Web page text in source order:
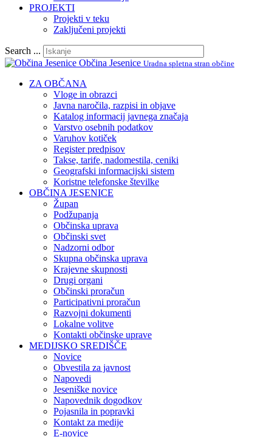
PROJEKTI
Projekti v teku
Zaključeni projekti
Search ...
Občina Jesenice Uradna spletna stran občine
ZA OBČANA
Vloge in obrazci
Javna naročila, razpisi in objave
Katalog informacij javnega značaja
Varstvo osebnih podatkov
Varuhov kotiček
Register predpisov
Takse, tarife, nadomestila, ceniki
Geografski informacijski sistem
Koristne telefonske številke
OBČINA JESENICE
Župan
Podžupanja
Občinska uprava
Občinski svet
Nadzorni odbor
Skupna občinska uprava
Krajevne skupnosti
Drugi organi
Občinski proračun
Participativni proračun
Razvojni dokumenti
Lokalne volitve
Kontakti občinske uprave
MEDIJSKO SREDIŠČE
Novice
Obvestila za javnost
Napovedi
Jeseniške novice
Napovednik dogodkov
Pojasnila in popravki
Kontakt za medije
E-novice